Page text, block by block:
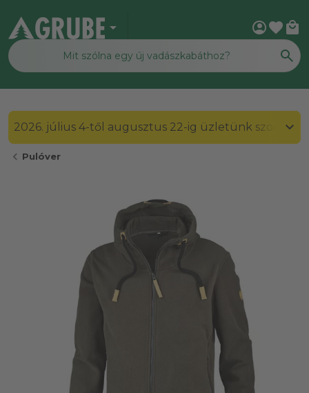
arrow_drop_down account_circlefavorite local_mall
2026. július 4-től augusztus 22-ig üzletünk
chevron_left Pulóver